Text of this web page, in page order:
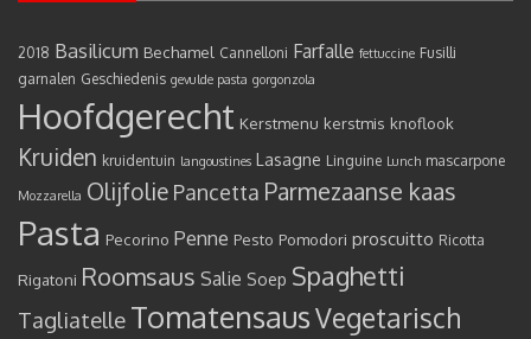
2018 Basilicum Bechamel Cannelloni Farfalle fettuccine Fusilli
garnalen Geschiedenis gevulde pasta gorgonzola
Hoofdgerecht Kerstmenu kerstmis knoflook
Kruiden kruidentuin langoustines Lasagne Linguine Lunch mascarpone
Mozzarella Olijfolie Pancetta Parmezaanse kaas
Pasta Pecorino Penne Pesto Pomodori proscuitto Ricotta
Rigatoni Roomsaus Salie Soep Spaghetti
Tagliatelle TomatensausVegetarisch